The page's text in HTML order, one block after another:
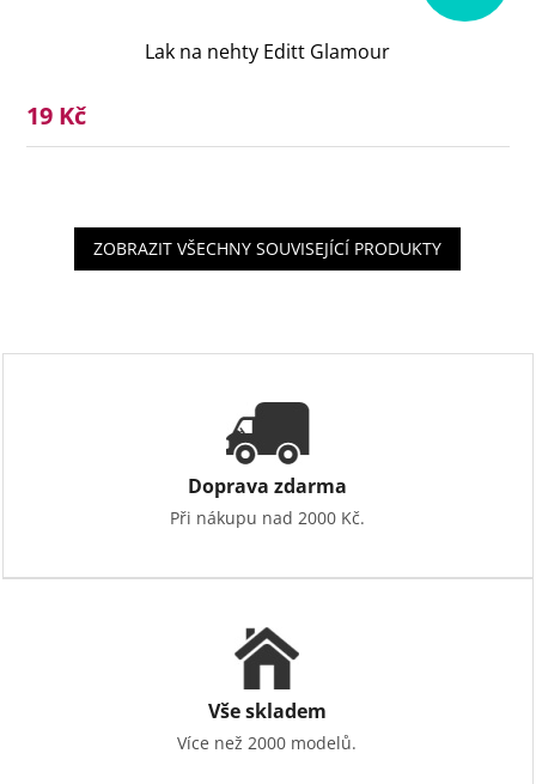
Lak na nehty Editt Glamour
19 Kč
ZOBRAZIT VŠECHNY SOUVISEJÍCÍ PRODUKTY
Doprava zdarma
Při nákupu nad 2000 Kč.
Vše skladem
Více než 2000 modelů.